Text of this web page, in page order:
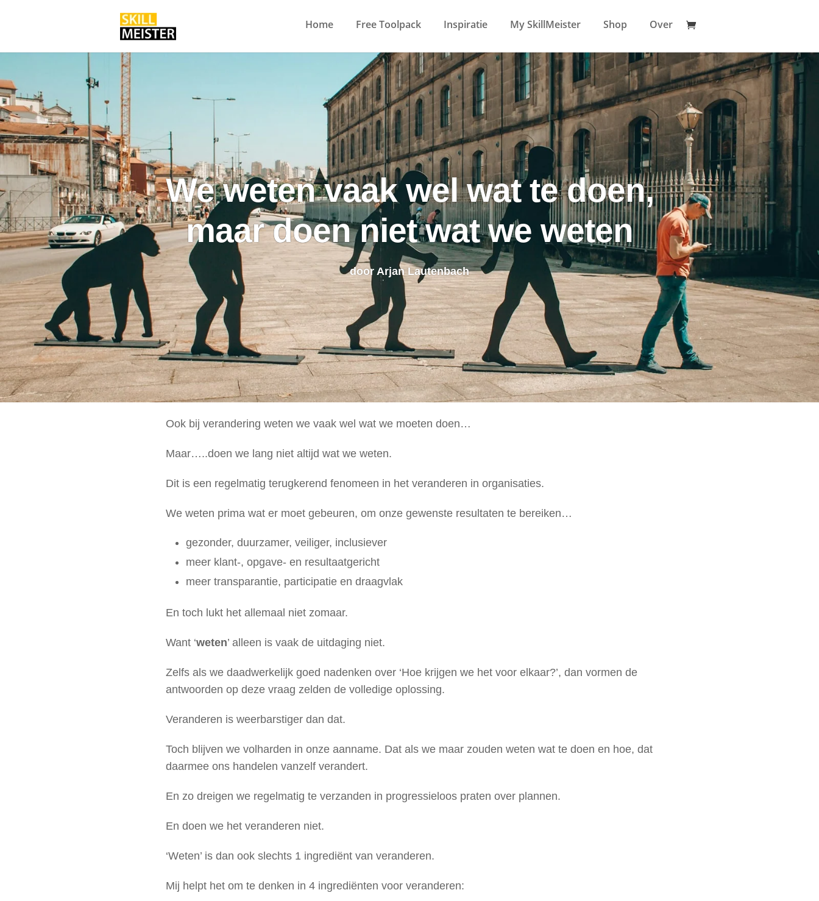
Home Free Toolpack Inspiratie My SkillMeister Shop Over
We weten vaak wel wat te doen,
maar doen niet wat we weten
door Arjan Lautenbach
Ook bij verandering weten we vaak wel wat we moeten doen…
Maar…..doen we lang niet altijd wat we weten.
Dit is een regelmatig terugkerend fenomeen in het veranderen in organisaties.
We weten prima wat er moet gebeuren, om onze gewenste resultaten te bereiken…
gezonder, duurzamer, veiliger, inclusiever
meer klant-, opgave- en resultaatgericht
meer transparantie, participatie en draagvlak
En toch lukt het allemaal niet zomaar.
Want ‘weten’ alleen is vaak de uitdaging niet.
Zelfs als we daadwerkelijk goed nadenken over ‘Hoe krijgen we het voor elkaar?’, dan vormen de
antwoorden op deze vraag zelden de volledige oplossing.
Veranderen is weerbarstiger dan dat.
Toch blijven we volharden in onze aanname. Dat als we maar zouden weten wat te doen en hoe, dat
daarmee ons handelen vanzelf verandert.
En zo dreigen we regelmatig te verzanden in progressieloos praten over plannen.
En doen we het veranderen niet.
‘Weten’ is dan ook slechts 1 ingrediënt van veranderen.
Mij helpt het om te denken in 4 ingrediënten voor veranderen: